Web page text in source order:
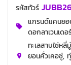
รหัสทัวร์
แกรนด์แคนยอ
ดอกลาเวนเด
ทะเลสาบไซ่ห
ยอนคั่วเคอซู่,